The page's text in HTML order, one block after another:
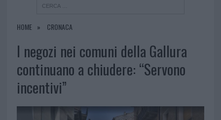
HOME CRONACA
I negozi nei comuni della Gallura
continuano a chiudere: “Servono
incentivi”